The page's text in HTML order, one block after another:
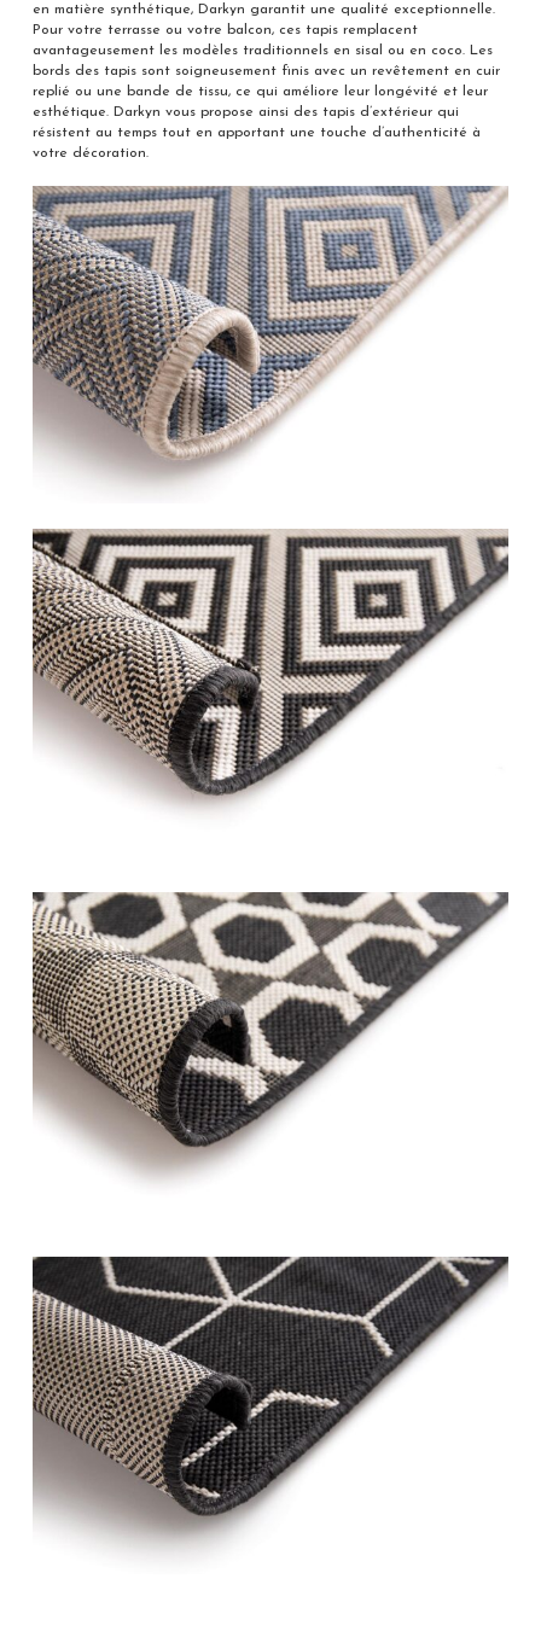
en matière synthétique, Darkyn garantit une qualité exceptionnelle.
Pour votre terrasse ou votre balcon, ces tapis remplacent
avantageusement les modèles traditionnels en sisal ou en coco. Les
bords des tapis sont soigneusement finis avec un revêtement en cuir
replié ou une bande de tissu, ce qui améliore leur longévité et leur
esthétique. Darkyn vous propose ainsi des tapis d’extérieur qui
résistent au temps tout en apportant une touche d’authenticité à
votre décoration.